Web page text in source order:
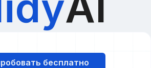
бесплатно